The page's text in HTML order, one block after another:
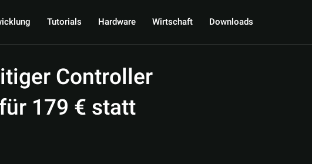
Tutorials Hardware Wirtschaft Downloads
Controller
179 € statt